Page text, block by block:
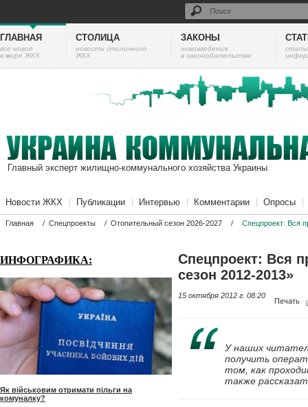
ГЛАВНАЯ
все новое
в мире ЖКХ
СТОЛИЦА
новости столичного
ЖКХ
ЗАКОНЫ
нововведения
в законодательстве
Главный эксперт жилищно-коммунального хозяйства Украины
Новости ЖКХ Публикации Интервью Комментарии Опросы
Главная / Спецпроекты / Отопительный сезон 2026-2027 / Спецпроект: Вся
ИНФОГРАФИКА:
Як військовим отримати пільги на
комуналку?
Спецпроект: Вся
сезон 2012-2013»
15 октября 2012 г. 08:20
Печать
У наших
получить
том, как
также